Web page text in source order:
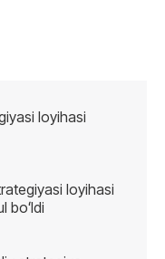
loyihasi
loyihasi
boʻldi